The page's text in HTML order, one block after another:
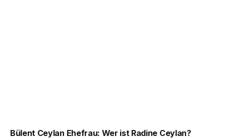
Bülent Ceylan Ehefrau: Wer ist Radine Ceylan?